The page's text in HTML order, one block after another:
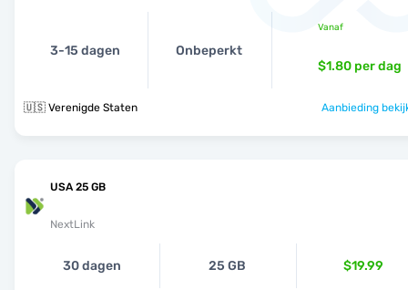
3-15 dagen Onbeperkt
Vanaf
$1.80per dag
🇺🇸 Verenigde Staten Aanbieding
USA 25 GB
NextLink
30 dagen 25 GB $19.99